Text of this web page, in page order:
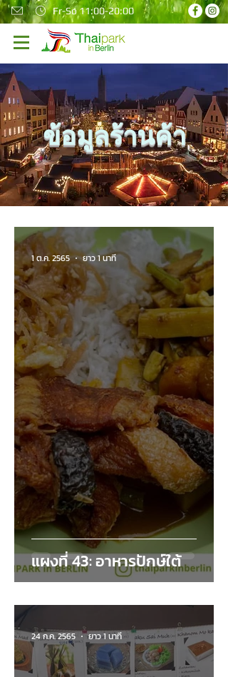
Fr-So 11:00-20:00
ข้อมูลร้านค้า
แผงที่ 43: อาหารปักษ์ใต้
1 ต.ค. 2565 ยาว 1 นาที
24 ก.ค. 2565 ยาว 1 นาที